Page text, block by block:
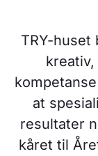
TRY-huset
at
resultater
kåret til